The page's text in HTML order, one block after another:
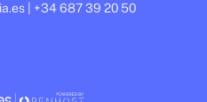
| +34 687 39 20 50